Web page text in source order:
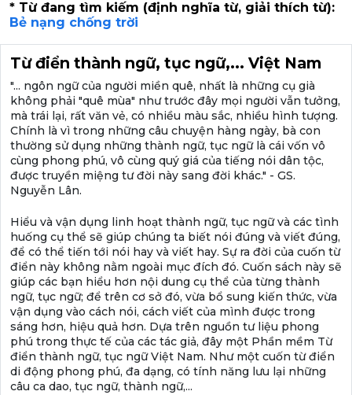
* Từ đang tìm kiếm (định nghĩa từ, giải thích từ):
Bẻ nạng chống trời
Từ điển thành ngữ, tục ngữ,... Việt Nam
"... ngôn ngữ của người miền quê, nhất là những cụ già
không phải "quê mùa" như trước đây mọi người vẫn tưởng,
mà trái lại, rất văn vẻ, có nhiều màu sắc, nhiều hình tượng.
Chính là vì trong những câu chuyện hàng ngày, bà con
thường sử dụng những thành ngữ, tục ngữ là cái vốn vô
cùng phong phú, vô cùng quý giá của tiếng nói dân tộc,
được truyền miệng tư đời này sang đời khác." - GS.
Nguyễn Lân.
Hiểu và vận dụng linh hoạt thành ngữ, tục ngữ và các tình
huống cụ thể sẽ giúp chúng ta biết nói đúng và viết đúng,
để có thể tiến tới nói hay và viết hay. Sự ra đời của cuốn từ
điển này không nằm ngoài mục đích đó. Cuốn sách này sẽ
giúp các bạn hiểu hơn nội dung cụ thể của từng thành
ngữ, tục ngữ; để trên cơ sở đó, vừa bổ sung kiến thức, vừa
vận dụng vào cách nói, cách viết của mình được trong
sáng hơn, hiệu quả hơn. Dựa trên nguồn tư liệu phong
phú trong thực tế của các tác giả, đây một Phần mềm Từ
điển thành ngữ, tục ngữ Việt Nam. Như một cuốn từ điển
di động phong phú, đa dạng, có tính năng lưu lại những
câu ca dao, tục ngữ, thành ngữ,...